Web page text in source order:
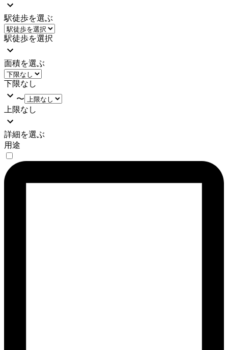
駅徒歩を選ぶ
駅徒歩を選択
面積を選ぶ
下限なし
〜
上限なし
詳細を選ぶ
用途